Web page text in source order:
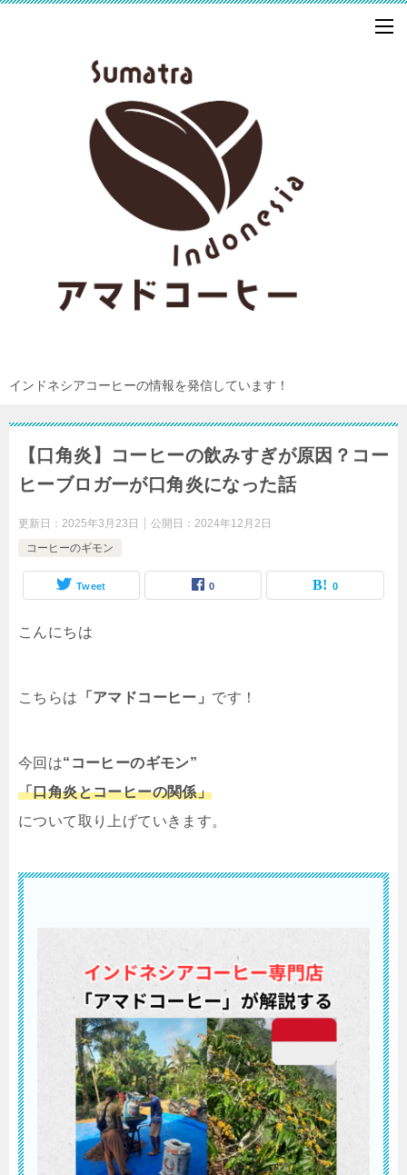
インドネシアコーヒーの情報を発信しています！
【口角炎】コーヒーの飲みすぎが原因？コー
ヒーブロガーが口角炎になった話
更新日： 2025年3月23日 公開日： 2024年12月2日
コーヒーのギモン
Tweet 0 0
こんにちは
こちらは 「アマドコーヒー」 です！
今回は“コーヒーのギモン”
「口角炎とコーヒーの関係」
について取り上げていきます。